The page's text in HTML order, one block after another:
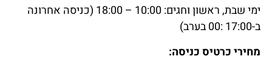
ימי שבת, ראשון וחגים: 10:00 – 18:00 (כניסה אחרונה
ב-17:00 :00 בערב)
מחירי כרטיס כניסה: